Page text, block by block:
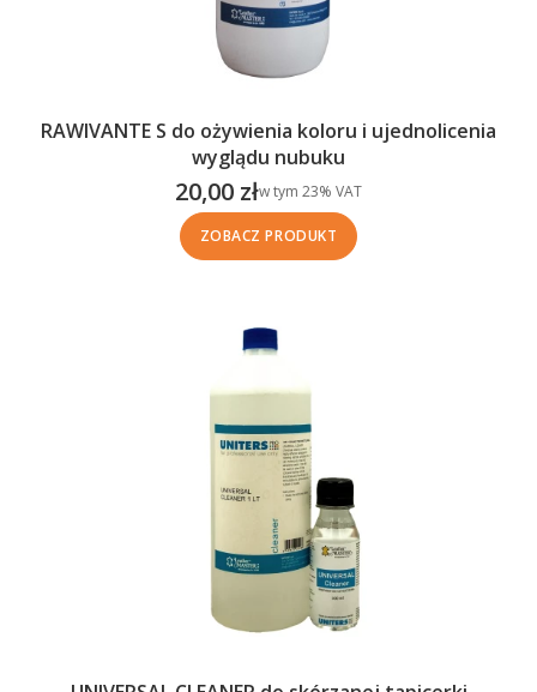
RAWIVANTE S do ożywienia koloru i ujednolicenia
wyglądu nubuku
Cena brutto
20,00 złw tym %s VAT
w tym 23% VAT
ZOBACZ PRODUKT